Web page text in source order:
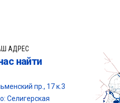
АДРЕС
найти
пр., 17 к.3
Селигерская